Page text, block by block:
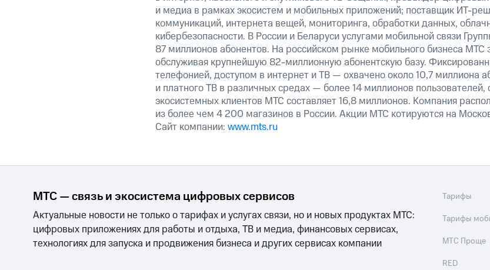
и медиа в рамках экосистем и мобильных приложений; поставщик ИТ-
коммуникаций, интернета вещей, мониторинга, обработки данных,
кибербезопасности. В России и Беларуси услугами мобильной связи
87 миллионов абонентов. На российском рынке мобильного бизнеса
обслуживая крупнейшую 82-миллионную абонентскую базу.
телефонией, доступом в интернет и ТВ — охвачено около 10,7 миллиона
и платного ТВ в различных средах — более 14 миллионов пользователей,
экосистемных клиентов МТС составляет 16,8 миллионов. Компания
из более чем 4 200 магазинов в России. Акции МТС котируются на
Сайт компании: www.mts.ru
МТС — связь и экосистема цифровых сервисов
Актуальные новости не только о тарифах и услугах связи, но и новых продуктах МТС:
цифровых приложениях для работы и отдыха, ТВ и медиа, финансовых сервисах,
технологиях для запуска и продвижения бизнеса и других сервисах компании
Тарифы
Тарифы
МТС Проще
RED